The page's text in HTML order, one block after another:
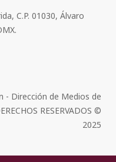
C.P. 01030, Álvaro
- Dirección de Medios de
RESERVADOS ©
2025